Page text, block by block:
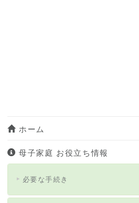
ホーム
母子家庭 お役立ち情報
必要な手続き